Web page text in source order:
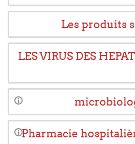
Les produits
LES VIRUS DES
Pharmacie